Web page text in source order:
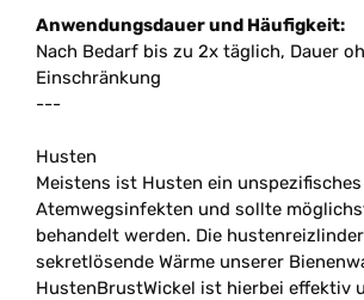
Anwendungsdauer und Häufigkeit:
Nach Bedarf bis zu 2x täglich, Dauer
Einschränkung
---
Husten
Meistens ist Husten ein
Atemwegsinfekten und sollte
behandelt werden. Die
sekretlösende Wärme unserer
HustenBrustWickel ist hierbei effektiv